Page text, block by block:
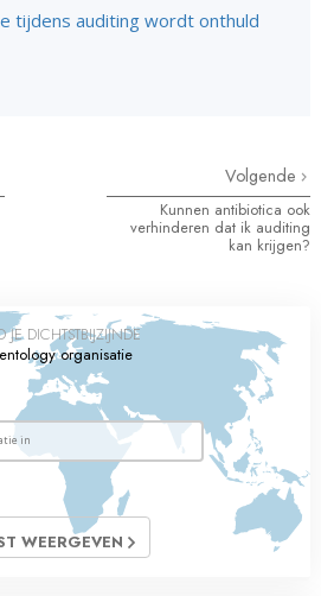
tijdens auditing wordt onthuld
Volgende
Kunnen antibiotica ook
verhinderen dat ik auditing
kan krijgen?
JE DICHTSTBIJZIJNDE
organisatie
WEERGEVEN